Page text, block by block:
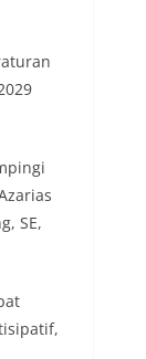
SE,